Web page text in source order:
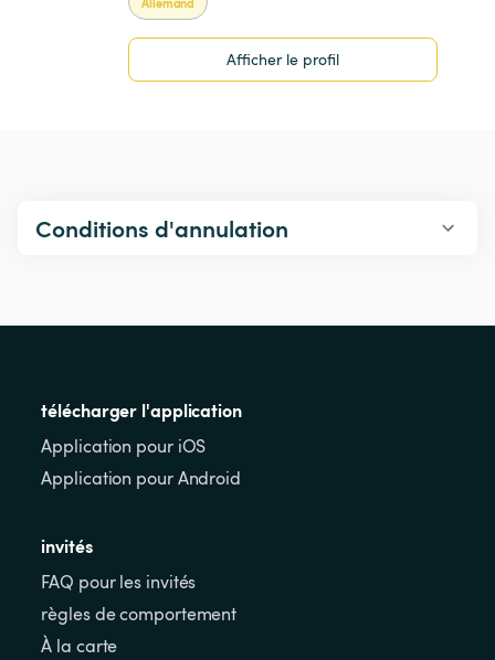
Afficher le profil
Conditions d'annulation
télécharger l'application
Application pour iOS
Application pour Android
invités
FAQ pour les invités
règles de comportement
À la carte